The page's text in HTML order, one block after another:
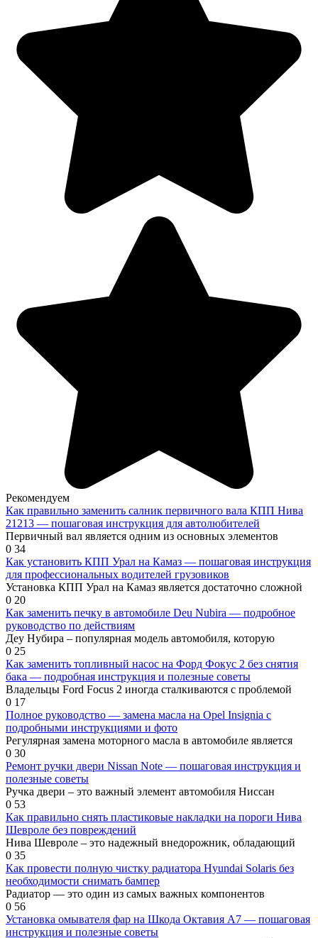
Рекомендуем
Как правильно заменить салник первичного вала КПП Нива
21213 — пошаговая инструкция для автолюбителей
Первичный вал является одним из основных элементов
0 34
Как установить КПП Урал на Камаз — пошаговая инструкция
для профессиональных водителей грузовиков
Установка КПП Урал на Камаз является достаточно сложной
0 20
Как заменить печку в автомобиле Deu Nubira — подробное
руководство по действиям
Деу Нубира – популярная модель автомобиля, которую
0 25
Как заменить топливный насос на Форд Фокус 2 без снятия
бака — подробная инструкция и полезные советы
Владельцы Ford Focus 2 иногда сталкиваются с проблемой
0 17
Полное руководство — замена масла на Opel Insignia с
подробными инструкциями и фото
Регулярная замена моторного масла в автомобиле является
0 30
Ремонт ручки двери Nissan Note — пошаговая инструкция и
полезные советы
Ручка двери – это важный элемент автомобиля Ниссан
0 53
Как правильно снять пластиковые накладки на пороги Нива
Шевроле без повреждений
Нива Шевроле – это надежный внедорожник, обладающий
0 35
Как провести полную чистку радиатора Hyundai Solaris без
необходимости снимать бампер
Радиатор — это один из самых важных компонентов
0 56
Установка омывателя фар на Шкода Октавия A7 — пошаговая
инструкция и полезные советы